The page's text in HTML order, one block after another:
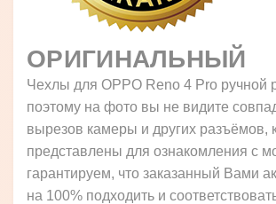
ОРИГИНАЛЬНЫЙ
Чехлы для OPPO Reno 4 Pro ручной
поэтому на фото вы не видите
вырезов камеры и других разъёмов,
представлены для ознакомления с
гарантируем, что заказанный Вами
на 100% подходить и